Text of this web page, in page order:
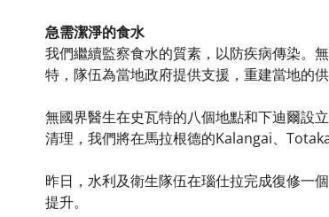
急需潔淨的食水
我們繼續監察食水的質素，以防疾病傳染。
特，隊伍為當地政府提供支援，重建當地的
無國界醫生在史瓦特的八個地點和下迪爾設
清理，我們將在馬拉根德的Kalangai、
昨日，水利及衛生隊伍在瑙仕拉完成復修一
提升。